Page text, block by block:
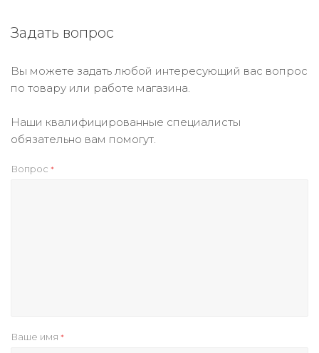
Задать вопрос
Вы можете задать любой интересующий вас вопрос
по товару или работе магазина.
Наши квалифицированные специалисты
обязательно вам помогут.
Вопрос *
Ваше имя *